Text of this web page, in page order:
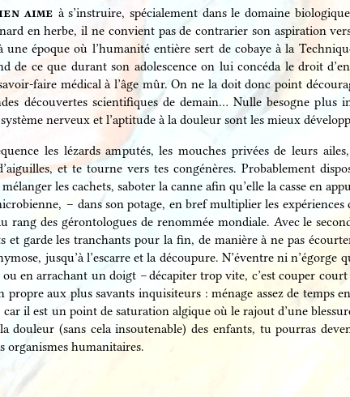
aime à s’instruire, spécialement dans le domaine
en herbe, il ne convient pas de contrarier son aspiration
une époque où l’humanité entière sert de cobaye à la
de ce que durant son adolescence on lui concéda le droit
faire médical à l’âge mûr. On ne la doit donc point
découvertes scientifiques de demain… Nulle besogne
nerveux et l’aptitude à la douleur sont les mieux
les lézards amputés, les mouches privées de leurs
et te tourne vers tes congénères. Probablement
les cachets, saboter la canne afin qu’elle la casse en
– dans son potage, en bref multiplier les
rang des gérontologues de renommée mondiale. Avec le
et garde les tranchants pour la fin, de manière à ne pas
jusqu’à l’escarre et la découpure. N’éventre ni
en arrachant un doigt – décapiter trop vite, c’est couper
propre aux plus savants inquisiteurs : ménage assez de temps
car il est un point de saturation algique où le rajout d’une
douleur (sans cela insoutenable) des enfants, tu pourras
organismes humanitaires.